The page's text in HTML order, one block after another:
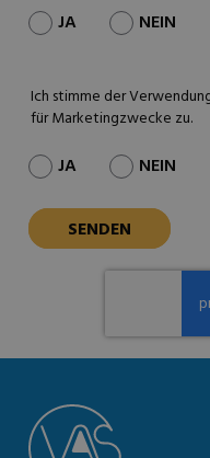
JA NEIN
Ich stimme der
für Marketingzwecke zu.
JA NEIN